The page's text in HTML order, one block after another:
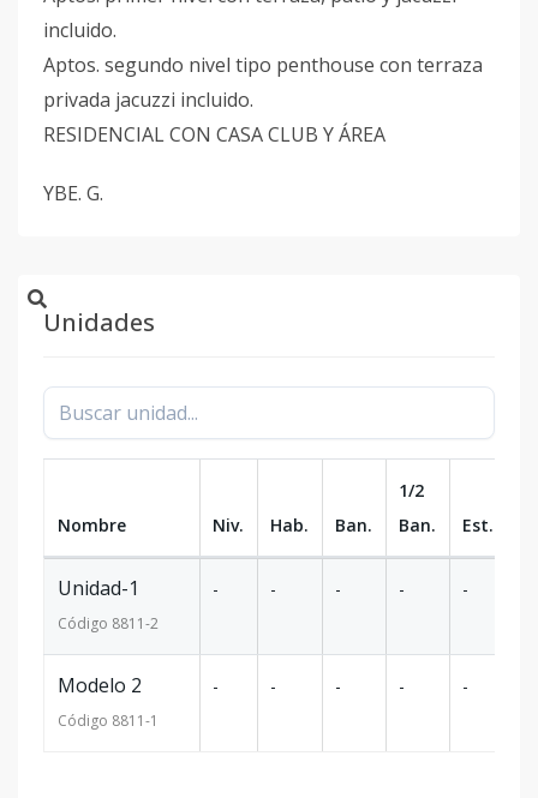
incluido.
Aptos. segundo nivel tipo penthouse con terraza
privada jacuzzi incluido.
RESIDENCIAL CON CASA CLUB Y ÁREA
YBE. G.
Unidades
Nombre Niv. Hab. Ban.
1/2
Ban.
Est.
Unidad-1
Código 8811-2
- - - - -
Modelo 2
Código 8811-1
- - - - -